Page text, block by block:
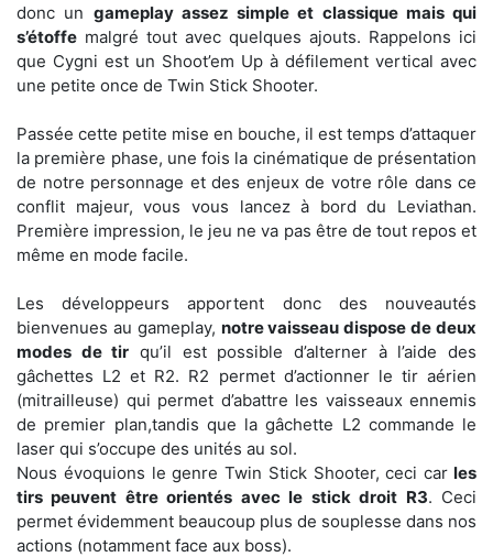
donc un gameplay assez simple et classique mais qui
s’étoffe malgré tout avec quelques ajouts. Rappelons ici
que Cygni est un Shoot’em Up à défilement vertical avec
une petite once de Twin Stick Shooter.
Passée cette petite mise en bouche, il est temps d’attaquer
la première phase, une fois la cinématique de présentation
de notre personnage et des enjeux de votre rôle dans ce
conflit majeur, vous vous lancez à bord du Leviathan.
Première impression, le jeu ne va pas être de tout repos et
même en mode facile.
Les développeurs apportent donc des nouveautés
bienvenues au gameplay, notre vaisseau dispose de deux
modes de tir qu’il est possible d’alterner à l’aide des
gâchettes L2 et R2. R2 permet d’actionner le tir aérien
(mitrailleuse) qui permet d’abattre les vaisseaux ennemis
de premier plan,tandis que la gâchette L2 commande le
laser qui s’occupe des unités au sol.
Nous évoquions le genre Twin Stick Shooter, ceci car les
tirs peuvent être orientés avec le stick droit R3. Ceci
permet évidemment beaucoup plus de souplesse dans nos
actions (notamment face aux boss).